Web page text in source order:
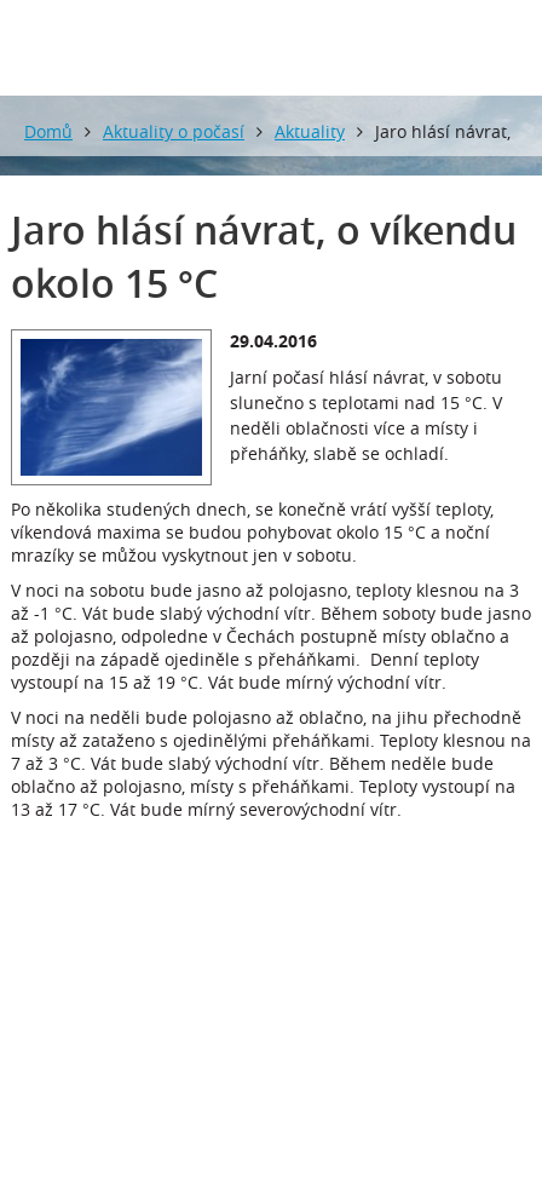
Domů Aktuality o počasí Aktuality Jaro hlásí návrat,
o víkendu okolo 15 °C
Jaro hlásí návrat, o víkendu
okolo 15 °C
29.04.2016
Jarní počasí hlásí návrat, v sobotu
slunečno s teplotami nad 15 °C. V
neděli oblačnosti více a místy i
přeháňky, slabě se ochladí.
Po několika studených dnech, se konečně vrátí vyšší teploty,
víkendová maxima se budou pohybovat okolo 15 °C a noční
mrazíky se můžou vyskytnout jen v sobotu.
V noci na sobotu bude jasno až polojasno, teploty klesnou na 3
až -1 °C. Vát bude slabý východní vítr. Během soboty bude jasno
až polojasno, odpoledne v Čechách postupně místy oblačno a
později na západě ojediněle s přeháňkami. Denní teploty
vystoupí na 15 až 19 °C. Vát bude mírný východní vítr.
V noci na neděli bude polojasno až oblačno, na jihu přechodně
místy až zataženo s ojedinělými přeháňkami. Teploty klesnou na
7 až 3 °C. Vát bude slabý východní vítr. Během neděle bude
oblačno až polojasno, místy s přeháňkami. Teploty vystoupí na
13 až 17 °C. Vát bude mírný severovýchodní vítr.